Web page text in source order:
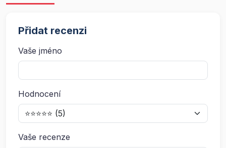
Přidat recenzi
Vaše jméno
Hodnocení
Vaše recenze